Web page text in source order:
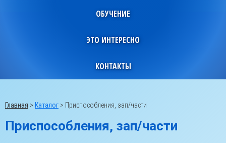
ОБУЧЕНИЕ
ЭТО ИНТЕРЕСНО
КОНТАКТЫ
Главная > Каталог > Приспособления, зап/части
Приспособления, зап/части